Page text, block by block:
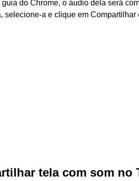
do Chrome, o áudio dela será
selecione-a e clique em Compartilhar
tela com som no